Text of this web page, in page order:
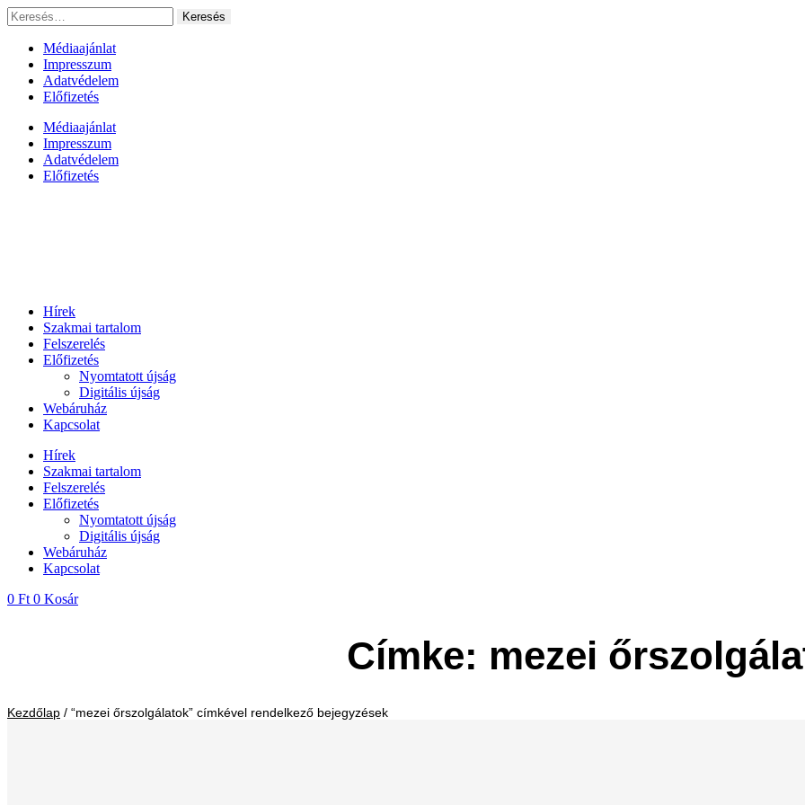
Ugrás
a
tartalomhoz
Keresés:
Médiaajánlat
Impresszum
Adatvédelem
Előfizetés
Médiaajánlat
Impresszum
Adatvédelem
Előfizetés
Hírek
Szakmai tartalom
Felszerelés
Előfizetés
Nyomtatott újság
Digitális újság
Webáruház
Kapcsolat
Hírek
Szakmai tartalom
Felszerelés
Előfizetés
Nyomtatott újság
Digitális újság
Webáruház
Kapcsolat
0 Ft 0 Kosár
Címke: mezei
Kezdőlap / “mezei őrszolgálatok” címkével rendelkező bejegyzések